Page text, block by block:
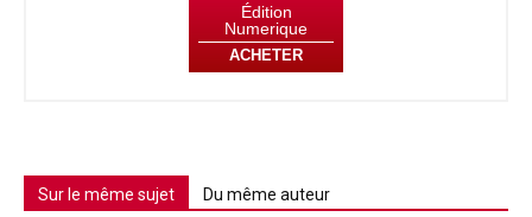
Édition
Numerique
ACHETER
Sur le même sujet Du même auteur